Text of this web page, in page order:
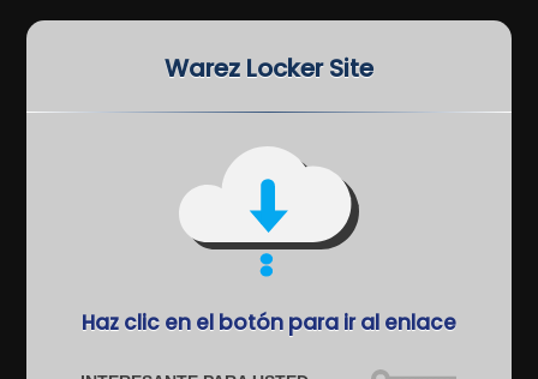
Warez Locker Site
Haz clic en el botón para ir al enlace